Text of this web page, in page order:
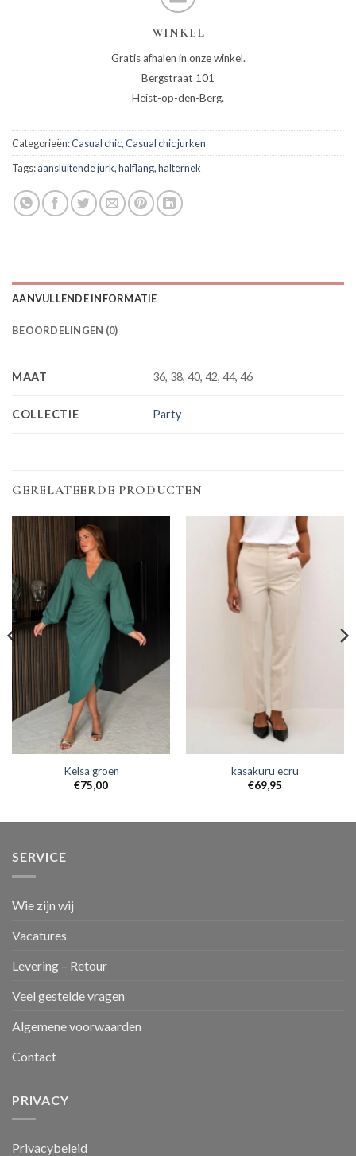
WINKEL
Gratis afhalen in onze winkel.
Bergstraat 101
Heist-op-den-Berg.
Categorieën:Casual chic,Casual chic jurken
Tags:aansluitende jurk,halflang,halternek
AANVULLENDE INFORMATIE
BEOORDELINGEN (0)
MAAT 36, 38, 40, 42, 44, 46
COLLECTIE Party
GERELATEERDE PRODUCTEN
Kelsa groen
€75,00
kasakuru ecru
€69,95
SERVICE
Wie zijn wij
Vacatures
Levering – Retour
Veel gestelde vragen
Algemene voorwaarden
Contact
PRIVACY
Privacybeleid